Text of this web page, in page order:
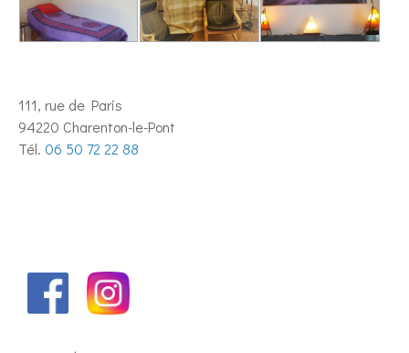
111, rue de Paris
94220 Charenton-le-Pont
Tél. 06 50 72 22 88